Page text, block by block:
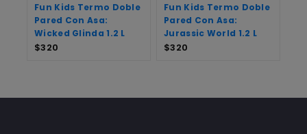
Fun Kids Termo Doble
Pared Con Asa:
Wicked Glinda 1.2 L
$320
Fun Kids Termo Doble
Pared Con Asa:
Jurassic World 1.2 L
$320